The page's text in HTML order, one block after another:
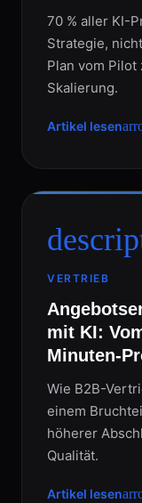
70 % aller KI-
Strategie,
Plan vom
Skalierung.
Artikel lesen
VERTRIEB
mit KI:
Minuten-
Wie B2B-
einem
höherer
Qualität.
Artikel lesen